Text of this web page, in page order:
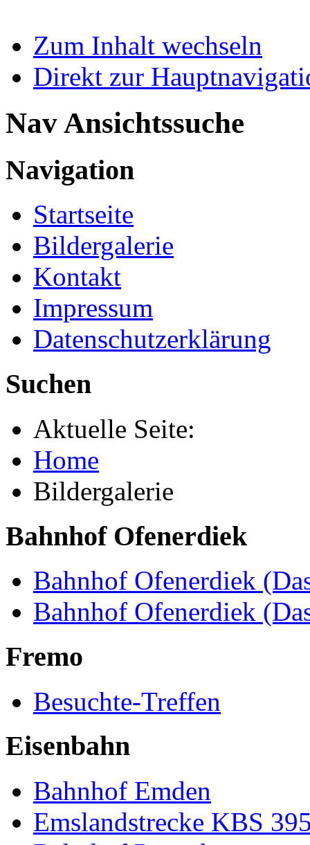
Zum Inhalt wechseln
Direkt zur
Nav Ansichtssuche
Navigation
Startseite
Bildergalerie
Kontakt
Impressum
Datenschutzerklärung
Suchen
Aktuelle Seite:
Home
Bildergalerie
Bahnhof Ofenerdiek
Bahnhof Ofenerdiek
Bahnhof Ofenerdiek
Fremo
Besuchte-Treffen
Eisenbahn
Bahnhof Emden
Emslandstrecke KBS